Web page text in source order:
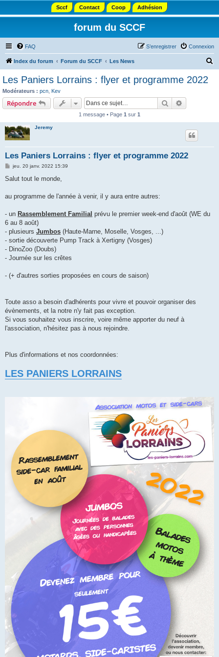
Sccf Contact Coop Adhésion
forum du SCCF
FAQ Connexion
S’enregistrer
Index du forum Forum du SCCF Les News
Les Paniers Lorrains : flyer et programme 2022
Modérateurs : pcn Kev
Répondre Rechercher
1 message • Page 1 sur 1
Jeremy
Les Paniers Lorrains : flyer et programme 2022
M
s
g
jeu. 20 janv. 2022 15:39
Salut tout le monde,
au programme de l'année à venir, il y aura entre autres:
- un Rassemblement Familial prévu le premier week-end d'août (WE du
6 au 8 août)
- plusieurs Jumbos (Haute-Marne, Moselle, Vosges, ...)
- sortie découverte Pump Track à Xertigny (Vosges)
- DinoZoo (Doubs)
- Journée sur les crêtes
- (+ d'autres sorties proposées en cours de saison)
Toute asso a besoin d'adhérents pour vivre et pouvoir organiser des
évènements, et la notre n'y fait pas exception.
Si vous souhaitez vous inscrire, voire même apporter du neuf à
l'association, n'hésitez pas à nous rejoindre.
Plus d'informations et nos coordonnées:
LES PANIERS LORRAINS